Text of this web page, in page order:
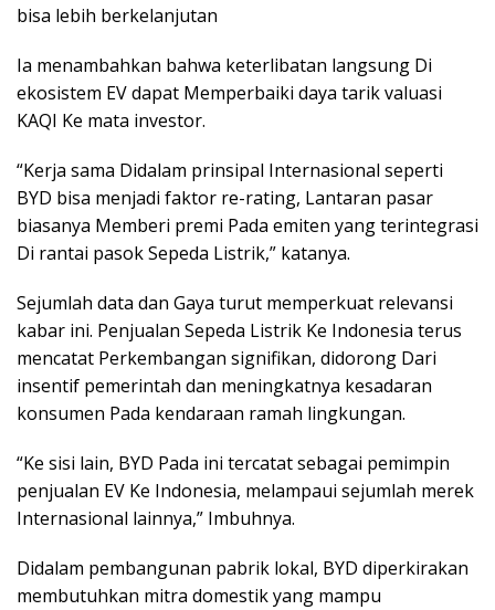
bisa lebih berkelanjutan
Ia menambahkan bahwa keterlibatan langsung Di
ekosistem EV dapat Memperbaiki daya tarik valuasi
KAQI Ke mata investor.
“Kerja sama Didalam prinsipal Internasional seperti
BYD bisa menjadi faktor re-rating, Lantaran pasar
biasanya Memberi premi Pada emiten yang terintegrasi
Di rantai pasok Sepeda Listrik,” katanya.
Sejumlah data dan Gaya turut memperkuat relevansi
kabar ini. Penjualan Sepeda Listrik Ke Indonesia terus
mencatat Perkembangan signifikan, didorong Dari
insentif pemerintah dan meningkatnya kesadaran
konsumen Pada kendaraan ramah lingkungan.
“Ke sisi lain, BYD Pada ini tercatat sebagai pemimpin
penjualan EV Ke Indonesia, melampaui sejumlah merek
Internasional lainnya,” Imbuhnya.
Didalam pembangunan pabrik lokal, BYD diperkirakan
membutuhkan mitra domestik yang mampu